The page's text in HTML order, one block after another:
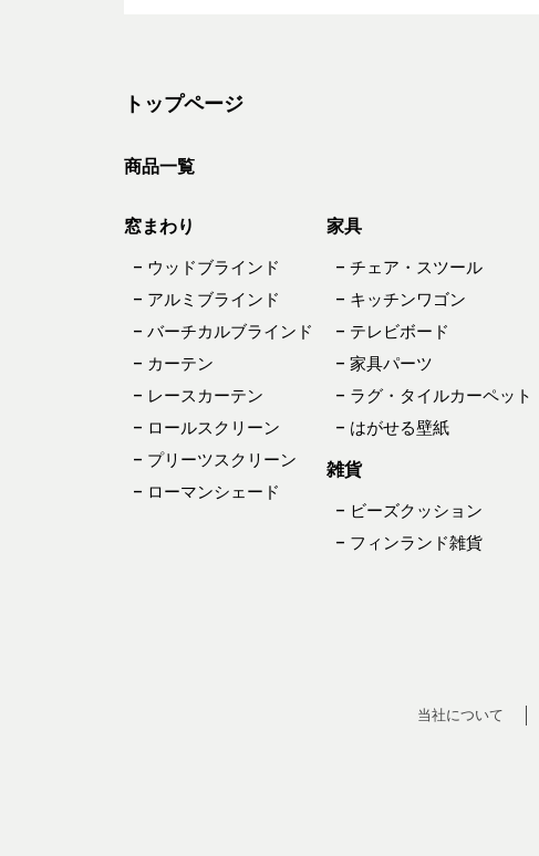
トップページ
商品一覧
窓まわり
– ウッドブラインド
– アルミブラインド
– バーチカルブラインド
– カーテン
– レースカーテン
– ロールスクリーン
– プリーツスクリーン
– ローマンシェード
家具
– チェア・スツール
– キッチンワゴン
– テレビボード
– 家具パーツ
– ラグ・タイルカーペット
– はがせる壁紙
雑貨
– ビーズクッション
– フィンランド雑貨
当社について